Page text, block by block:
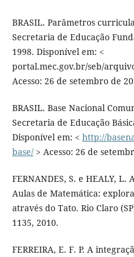
BRASIL. Parâmetros
Secretaria de Educação
1998. Disponível em: <
portal.mec.gov.br/seb/
Acesso: 26 de setembro de
BRASIL. Base Nacional
Secretaria de Educação
Disponível em: < http://
base/> Acesso: 26 de
FERNANDES, S. e HEALY, L.
Aulas de Matemática:
através do Tato. Rio Claro
1135, 2010.
FERREIRA, E. F. P. A